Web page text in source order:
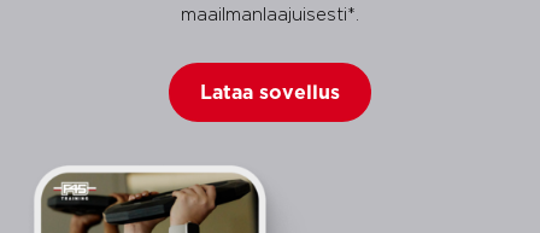
maailmanlaajuisesti*.
Lataa sovellus